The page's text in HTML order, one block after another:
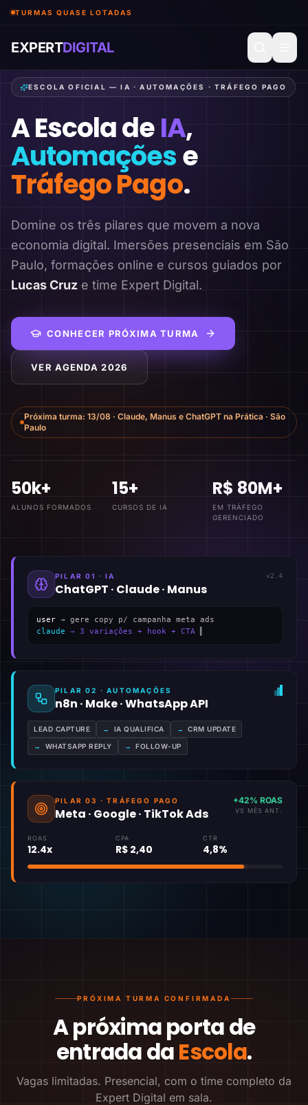
TURMAS QUASE LOTADAS
EXPERTDIGITAL
ESCOLA OFICIAL — IA · AUTOMAÇÕES · TRÁFEGO PAGO
A Escola deIA,
Automaçõese
Tráfego Pago.
Domine os três pilares que movem a nova
economia digital. Imersões presenciais em São
Paulo, formações online e cursos guiados por
Lucas Cruz e time Expert Digital.
CONHECER PRÓXIMA TURMA
VER AGENDA 2026
Próxima turma: 13/08 · Claude, Manus e ChatGPT na Prática · São
Paulo
50k+
ALUNOS FORMADOS
15+
CURSOS DE IA
R$ 80M+
EM TRÁFEGO
GERENCIADO
PILAR 01 · IA
ChatGPT · Claude · Manus
v2.4
user → gere copy p/ campanha meta ads
claude → 3 variações + hook + CTA
PILAR 02 · AUTOMAÇÕES
n8n · Make · WhatsApp API
LEAD CAPTURE → IA QUALIFICA → CRM UPDATE
→ WHATSAPP REPLY → FOLLOW-UP
PILAR 03 · TRÁFEGO PAGO
Meta · Google · TikTok Ads
+42% ROAS
VS MÊS ANT.
ROAS
12.4x
CPA
R$ 2,40
CTR
4,8%
PRÓXIMA TURMA CONFIRMADA
A próxima porta de
entrada daEscola.
Vagas limitadas. Presencial, com o time completo da
Expert Digital em sala.